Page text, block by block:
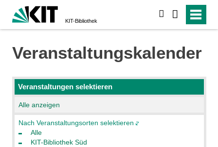
KIT-Bibliothek
Veranstaltungskalender
Veranstaltungen selektieren
Alle anzeigen
Nach Veranstaltungsorten selektieren
Alle
KIT-Bibliothek Süd